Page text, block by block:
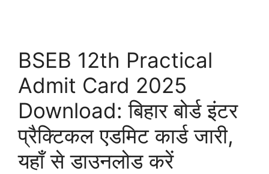
BSEB 12th Practical
Admit Card 2025
Download: बिहार बोर्ड इंटर
प्रैक्टिकल एडमिट कार्ड जारी,
यहाँ से डाउनलोड करें